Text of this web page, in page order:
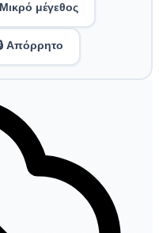
μέγεθος
Απόρρητο